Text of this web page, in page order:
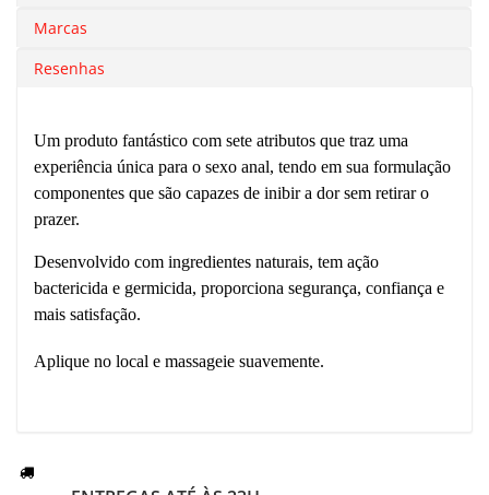
Marcas
Resenhas
Um produto fantástico com sete atributos que traz uma
experiência única para o sexo anal, tendo em sua formulação
componentes que são capazes de inibir a dor sem retirar o
prazer.
Desenvolvido com ingredientes naturais, tem ação
bactericida e germicida, proporciona segurança, confiança e
mais satisfação.
Aplique no local e massageie suavemente.